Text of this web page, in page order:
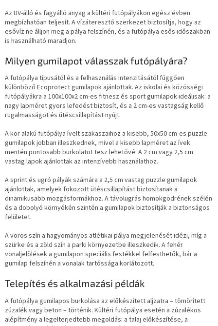
Az UV-álló és fagyálló anyag a kültéri futópályákon egész évben
megbízhatóan teljesít. A vízáteresztő szerkezet biztosítja, hogy az
esővíz ne álljon meg a pálya felszínén, és a futópálya esős időszakban
is használható maradjon.
Milyen gumilapot válasszak futópályára?
A futópálya típusától és a felhasználás intenzitásától függően
különböző Ecoprotect gumilapok ajánlottak. Az iskolai és közösségi
futópályákra a 100x100x2 cm-es fitnesz és sport gumilapok ideálisak: a
nagy lapméret gyors lefedést biztosít, és a 2 cm-es vastagság kellő
rugalmasságot és ütéscsillapítást nyújt.
A kör alakú futópálya ívelt szakaszaihoz a kisebb, 50x50 cm-es puzzle
gumilapok jobban illeszkednek, mivel a kisebb lapméret az ívek
mentén pontosabb burkolatot tesz lehetővé. A 2 cm vagy 2,5 cm
vastag lapok ajánlottak az intenzívebb használathoz.
A sprint és ugró pályák számára a 2,5 cm vastag puzzle gumilapok
ajánlottak, amelyek fokozott ütéscsillapítást biztosítanak a
dinamikusabb mozgásformákhoz. A távolugrás homokgödrének szélén
és a dobolyó környékén szintén a gumilapok biztosítják a biztonságos
felületet.
A vörös szín a hagyományos atlétikai pálya megjelenését idézi, míg a
szürke és a zöld szín a parki környezetbe illeszkedik. A fehér
vonaljelölések a gumilapon speciális festékkel felfesthetők, bár a
gumilap felszínén a vonalak tartóssága korlátozott.
Telepítés és alkalmazási példák
A futópálya gumilapos burkolása az előkészített aljzatra – tömörített
zúzalék vagy beton – történik. Kültéri futópálya esetén a zúzalékos
alépítmény a legelterjedtebb megoldás: a talaj előkészítése, a